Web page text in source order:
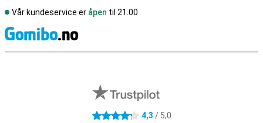
Vår kundeservice er åpen til 21.00
4.3 stjerner 4,3 / 5,0